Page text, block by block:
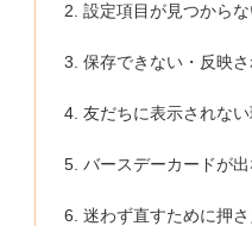
設定項目が見つから
保存できない・反映
友だちに表示されな
バースデーカードが
迷わず直すために押